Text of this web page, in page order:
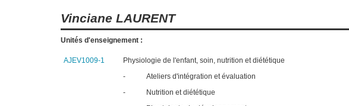
Vinciane LAURENT
Unités d'enseignement :
AJEV1009-1 Physiologie de l'enfant, soin, nutrition et diététique
-
Ateliers d'intégration et évaluation
-
Nutrition et diététique